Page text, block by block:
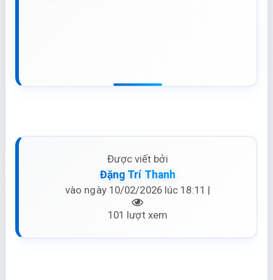
Được viết bởi
Đặng Trí Thanh
vào ngày 10/02/2026 lúc 18:11 |
101 lượt xem